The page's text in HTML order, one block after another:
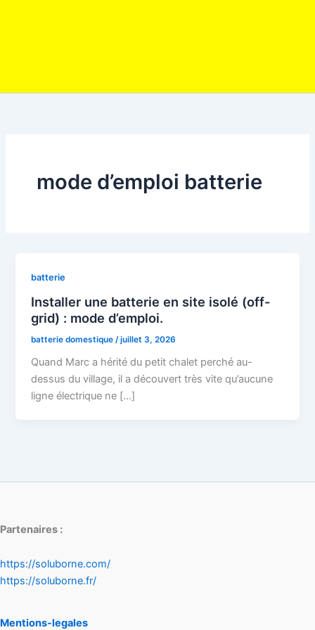
mode d’emploi batterie
batterie
Installer une batterie en site isolé (off-
grid) : mode d’emploi.
batterie domestique /juillet 3, 2026
Quand Marc a hérité du petit chalet perché au-
dessus du village, il a découvert très vite qu’aucune
ligne électrique ne […]
Partenaires :
https://soluborne.com/
https://soluborne.fr/
Mentions-legales